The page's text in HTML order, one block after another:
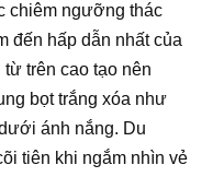
chiêm ngưỡng thác
đến hấp dẫn nhất của
trên cao tạo nên
bọt trắng xóa như
ánh nắng. Du
tiên khi ngắm nhìn vẻ